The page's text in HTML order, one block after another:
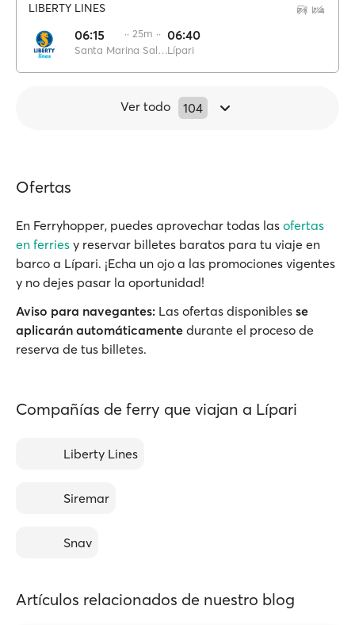
LIBERTY LINES
06:15
Santa Marina Salina
·· 25m ·· 06:40
Lípari
Ver todo 104
Ofertas
En Ferryhopper, puedes aprovechar todas las ofertas
en ferries y reservar billetes baratos para tu viaje en
barco a Lípari. ¡Echa un ojo a las promociones vigentes
y no dejes pasar la oportunidad!
Aviso para navegantes: Las ofertas disponibles se
aplicarán automáticamente durante el proceso de
reserva de tus billetes.
Compañías de ferry que viajan a Lípari
Liberty Lines
Siremar
Snav
Artículos relacionados de nuestro blog